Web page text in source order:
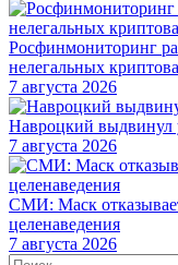
Росфинмониторинг
нелегальных
7 августа 2026
Навроцкий выдвинул
7 августа 2026
СМИ: Маск
целенаведения
7 августа 2026